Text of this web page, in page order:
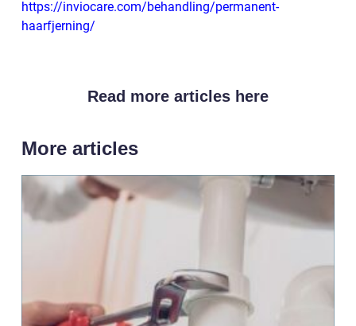
https://inviocare.com/behandling/permanent-
haarfjerning/
Read more articles here
More articles